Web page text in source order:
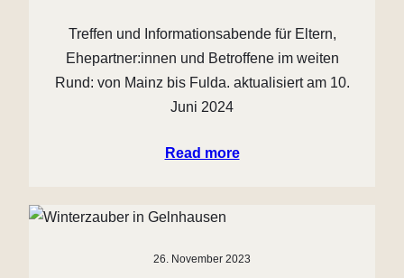
Treffen und Informationsabende für Eltern,
Ehepartner:innen und Betroffene im weiten
Rund: von Mainz bis Fulda. aktualisiert am 10.
Juni 2024
Read more
26. November 2023